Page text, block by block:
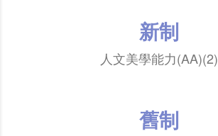
新制
人文美學能力(AA)(2)
舊制